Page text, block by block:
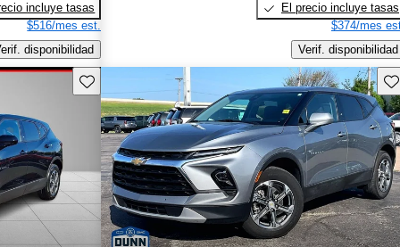
incluye tasas
$516/mes est.
disponibilidad
El precio incluye tasas
$374/mes
Verif. disponibilidad
Guarda este Aviso